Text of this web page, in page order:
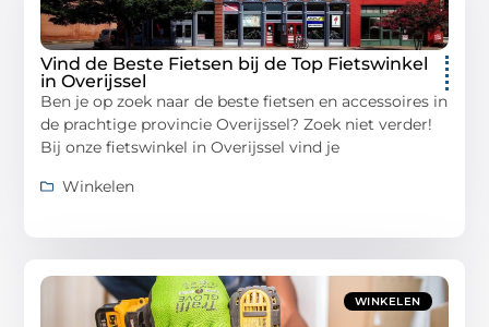
Vind de Beste Fietsen bij de Top Fietswinkel
in Overijssel
Ben je op zoek naar de beste fietsen en accessoires in
de prachtige provincie Overijssel? Zoek niet verder!
Bij onze fietswinkel in Overijssel vind je
Winkelen
WINKELEN